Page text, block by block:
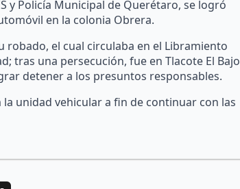
y Policía Municipal de Querétaro, se logró
en la colonia Obrera.
el cual circulaba en el Libramiento
tras una persecución, fue en Tlacote El Bajo
detener a los presuntos responsables.
unidad vehicular a fin de continuar con las